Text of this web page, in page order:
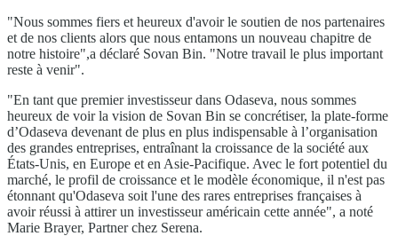
"Nous sommes fiers et heureux d'avoir le soutien de nos partenaires
et de nos clients alors que nous entamons un nouveau chapitre de
notre histoire",a déclaré Sovan Bin. "Notre travail le plus important
reste à venir".
"En tant que premier investisseur dans Odaseva, nous sommes
heureux de voir la vision de Sovan Bin se concrétiser, la plate-forme
d’Odaseva devenant de plus en plus indispensable à l’organisation
des grandes entreprises, entraînant la croissance de la société aux
États-Unis, en Europe et en Asie-Pacifique. Avec le fort potentiel du
marché, le profil de croissance et le modèle économique, il n'est pas
étonnant qu'Odaseva soit l'une des rares entreprises françaises à
avoir réussi à attirer un investisseur américain cette année", a noté
Marie Brayer, Partner chez Serena.